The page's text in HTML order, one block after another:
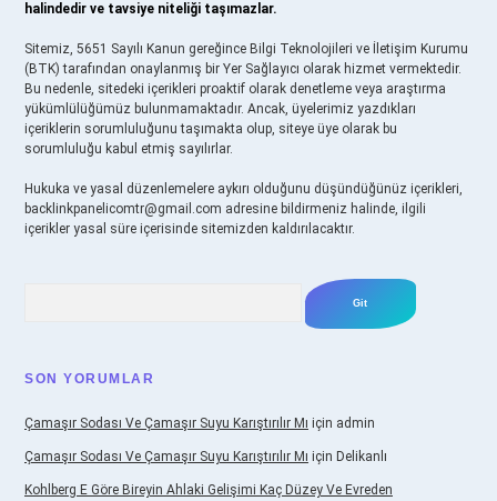
halindedir ve tavsiye niteliği taşımazlar.
Sitemiz, 5651 Sayılı Kanun gereğince Bilgi Teknolojileri ve İletişim Kurumu
(BTK) tarafından onaylanmış bir Yer Sağlayıcı olarak hizmet vermektedir.
Bu nedenle, sitedeki içerikleri proaktif olarak denetleme veya araştırma
yükümlülüğümüz bulunmamaktadır. Ancak, üyelerimiz yazdıkları
içeriklerin sorumluluğunu taşımakta olup, siteye üye olarak bu
sorumluluğu kabul etmiş sayılırlar.
Hukuka ve yasal düzenlemelere aykırı olduğunu düşündüğünüz içerikleri,
backlinkpanelicomtr@gmail.com adresine bildirmeniz halinde, ilgili
içerikler yasal süre içerisinde sitemizden kaldırılacaktır.
SON YORUMLAR
Çamaşır Sodası Ve Çamaşır Suyu Karıştırılır Mı için admin
Çamaşır Sodası Ve Çamaşır Suyu Karıştırılır Mı için Delikanlı
Kohlberg E Göre Bireyin Ahlaki Gelişimi Kaç Düzey Ve Evreden